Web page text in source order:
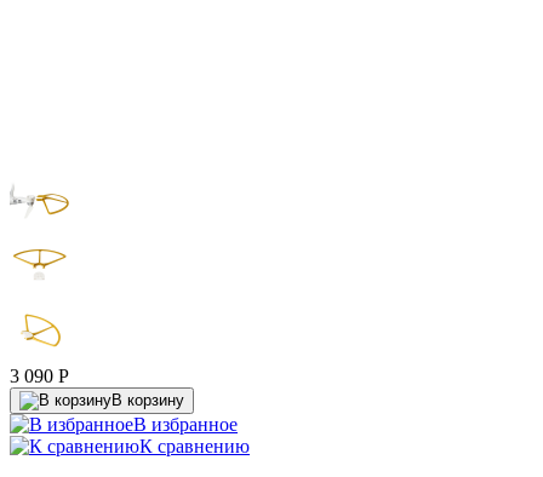
3 090 P
В корзину
В избранное
К сравнению